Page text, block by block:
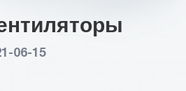
06-15